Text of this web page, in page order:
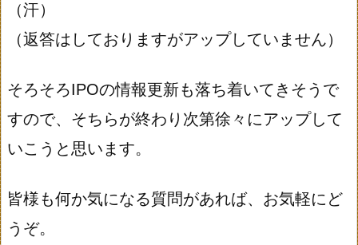
（汗）
（返答はしておりますがアップしていません）
そろそろIPOの情報更新も落ち着いてきそうで
すので、そちらが終わり次第徐々にアップして
いこうと思います。
皆様も何か気になる質問があれば、お気軽にど
うぞ。